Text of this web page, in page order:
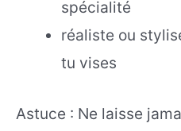
spécialité
réaliste ou
tu vises
Astuce : Ne laisse